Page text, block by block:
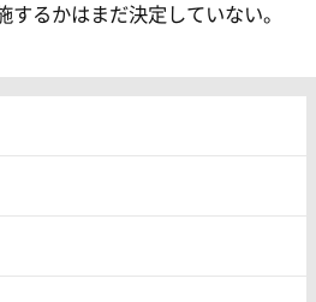
るかはまだ決定していない。